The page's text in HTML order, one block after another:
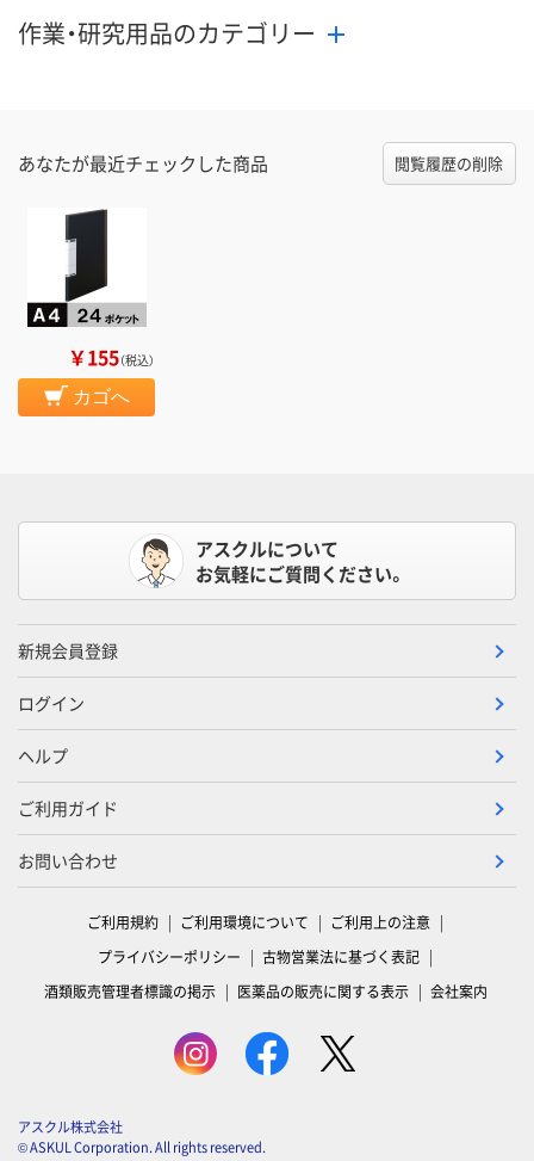
作業・研究用品のカテゴリー
あなたが最近チェックした商品 閲覧履歴の削除
￥155（税込）
カゴへ
アスクルについて
お気軽にご質問ください。
新規会員登録
ログイン
ヘルプ
ご利用ガイド
お問い合わせ
ご利用規約 ご利用環境について
ご利用上の注意
プライバシーポリシー
古物営業法に基づく表記
酒類販売管理者標識の掲示
医薬品の販売に関する表示 会社案内
アスクル株式会社
© ASKUL Corporation. All rights reserved.